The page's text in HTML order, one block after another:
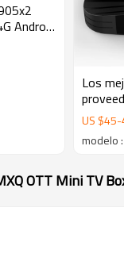
Android
BOX
Los
Box,
Android
US $45-
modelo
OTT Mini TV